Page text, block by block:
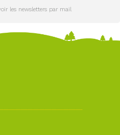
les newsletters par mail